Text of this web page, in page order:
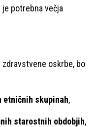
potrebna večja
oskrbe, bo
skupinah,
starostnih obdobjih,